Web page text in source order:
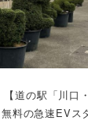
【道の駅「川口
料の急速EVス